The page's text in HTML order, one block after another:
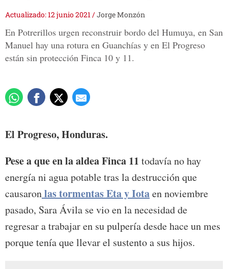
Actualizado: 12 junio 2021/Jorge Monzón
En Potrerillos urgen reconstruir bordo del Humuya, en San
Manuel hay una rotura en Guanchías y en El Progreso
están sin protección Finca 10 y 11.
El Progreso, Honduras.
Pese a que en la aldea Finca 11 todavía no hay
energía ni agua potable tras la destrucción que
causaronlas tormentas Eta y Iotaen noviembre
pasado, Sara Ávila se vio en la necesidad de
regresar a trabajar en su pulpería desde hace un mes
porque tenía que llevar el sustento a sus hijos.